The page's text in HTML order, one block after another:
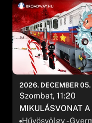
MIKULÁSVONAT A
Hűvösvölgy -
2026. DECEMBER 05.
Szombat, 11:20